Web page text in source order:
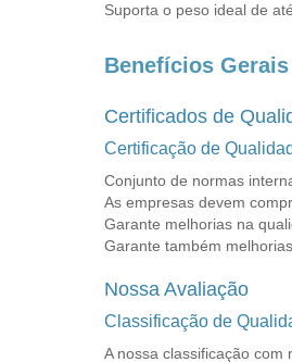
Suporta o peso ideal de
Benefícios
Certificados de
Certificação de
Conjunto de normas
As empresas devem
Garante melhorias na
Garante também
Nossa Avaliação
Classificação de
A nossa classificação